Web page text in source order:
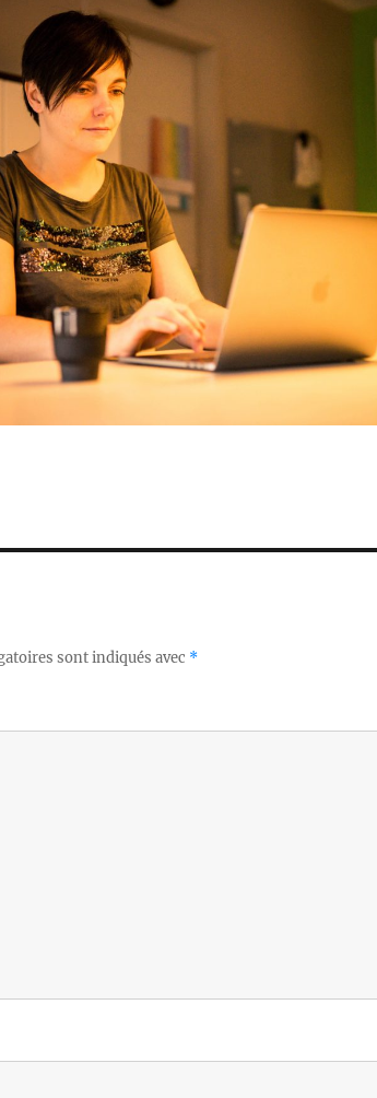
sont indiqués avec *